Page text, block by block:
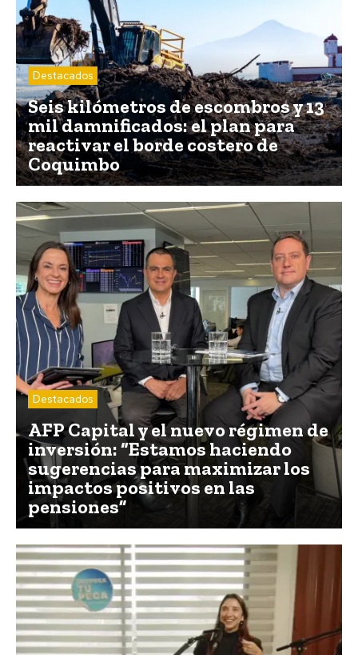
Destacados
Seis kilómetros de escombros y 13
mil damnificados: el plan para
reactivar el borde costero de
Coquimbo
Destacados
AFP Capital y el nuevo régimen de
inversión: “Estamos haciendo
sugerencias para maximizar los
impactos positivos en las
pensiones”